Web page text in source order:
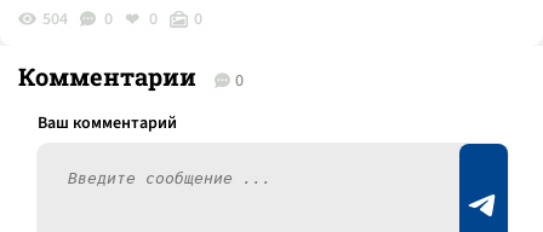
504 0 0 0
Комментарии 0